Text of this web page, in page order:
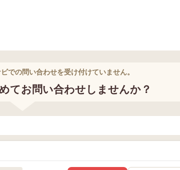
での問い合わせを受け付けていません。
てお問い合わせしませんか？